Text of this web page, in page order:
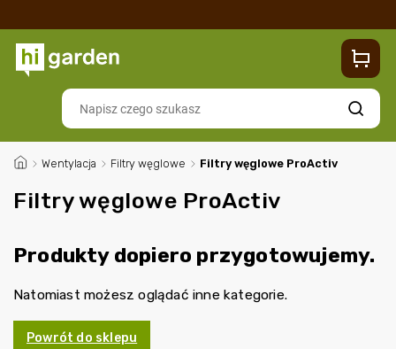
Contacts
Szukaj
/ Wentylacja / Filtry węglowe / Filtry węglowe ProActiv
Filtry węglowe ProActiv
Produkty dopiero przygotowujemy.
Natomiast możesz oglądać inne kategorie.
Powrót do sklepu